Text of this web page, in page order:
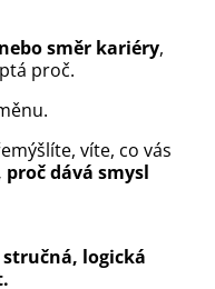
směr kariéry,
proč.
víte, co vás
dává smysl
stručná, logická